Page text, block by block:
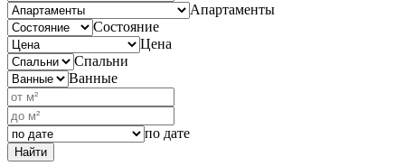
Апартаменты
Состояние
Цена
Спальни
Ванные
по дате
Найти